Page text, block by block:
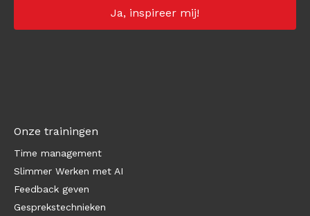
Onze trainingen
Time management
Slimmer Werken met AI
Feedback geven
Gesprekstechnieken